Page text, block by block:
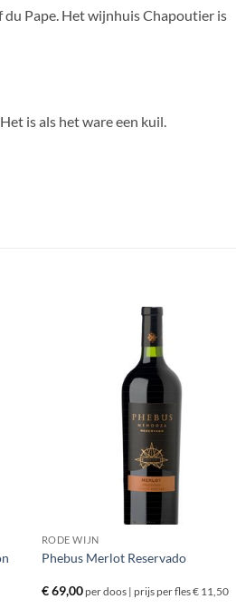
Pape. Het wijnhuis Chapoutier is
is als het ware een kuil.
RODE WIJN
Phebus Merlot Reservado
€69,00per doos | prijs per fles € 11,50